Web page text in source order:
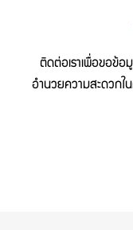
ติดต่อเราเพื่อขอข้อ
อำนวยความสะดวกใ